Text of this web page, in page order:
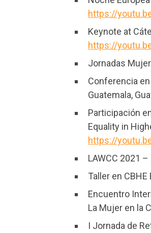
https://
Keynote at
https://
Jornadas
Conferencia
Guatemala,
Participación
Equality in
https://
LAWCC 2021
Taller en
Encuentro
La Mujer en la
I Jornada de